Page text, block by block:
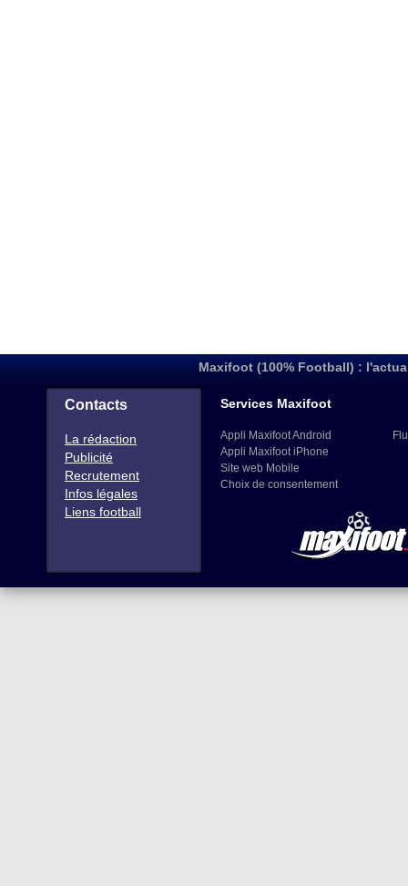
Maxifoot (100% Football) :
Contacts
La rédaction
Publicité
Recrutement
Infos légales
Liens football
Services Maxifoot
Appli Maxifoot Android
Appli Maxifoot iPhone
Site web Mobile
Choix de consentement